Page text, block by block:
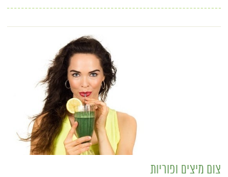
צום מיצים ופוריות